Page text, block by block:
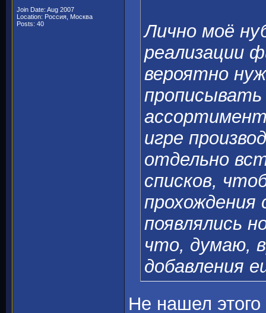
Join Date: Aug 2007
Location: Россия, Москва
Posts: 40
Лично моё
реализации
вероятно
игре
отдельно
списков,
прохождения
появлялись
что, думаю,
добавления
Не нашел